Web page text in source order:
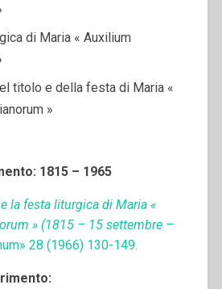
di Maria « Auxilium
titolo e della festa di Maria «
»
1815 – 1965
la festa liturgica di Maria «
» (1815 – 15 settembre –
28 (1966) 130-149.